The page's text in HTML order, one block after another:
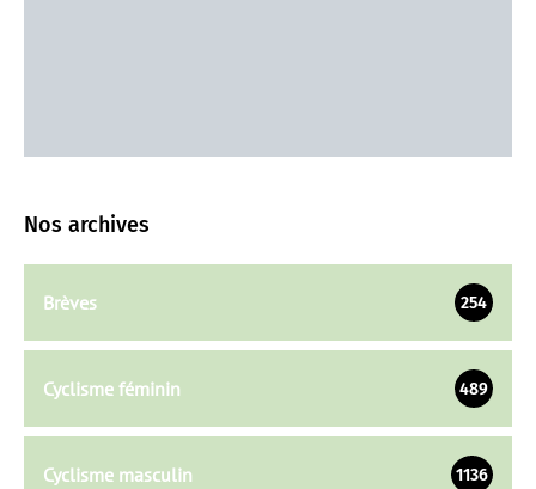
Nos archives
Brèves 254
Cyclisme féminin 489
Cyclisme masculin 1136